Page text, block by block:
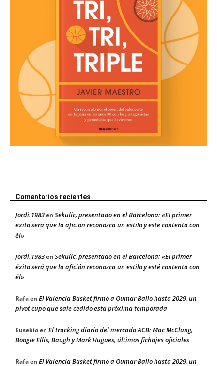
Comentarios recientes
Jordi.1983en Sekulic, presentado en el Barcelona: «El primer
éxito será que la afición reconozca un estilo y esté contenta con
él»
Jordi.1983en Sekulic, presentado en el Barcelona: «El primer
éxito será que la afición reconozca un estilo y esté contenta con
él»
Rafaen El Valencia Basket firmó a Oumar Ballo hasta 2029, un
pívot cupo que sale cedido esta próxima temporada
Eusebioen El tracking diario del mercado ACB: Mac McClung,
Boogie Ellis, Baugh y Mark Hugues, últimos fichajes oficiales
Rafaen El Valencia Basket firmó a Oumar Ballo hasta 2029, un